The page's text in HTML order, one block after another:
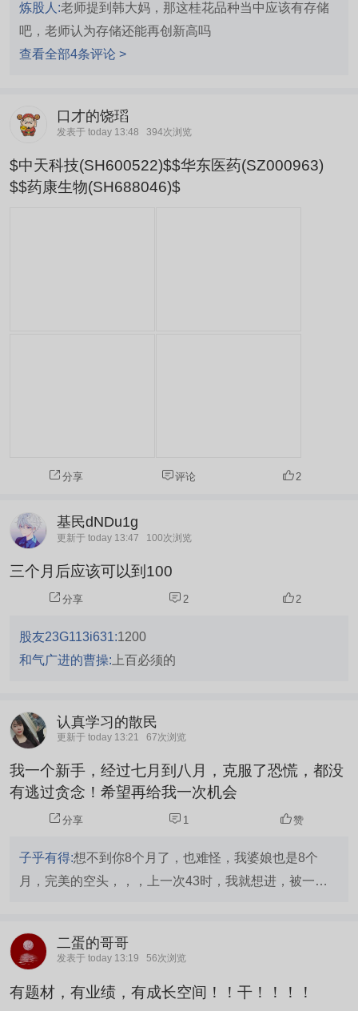
炼股人:老师提到韩大妈，那这桂花品种当中应该有存储
吧，老师认为存储还能再创新高吗
查看全部4条评论 >
口才的饶瑫
发表于 today 13:48 394次浏览
$中天科技(SH600522)$$华东医药(SZ000963)
$$药康生物(SH688046)$
分享 评论 2
基民dNDu1g
更新于 today 13:47 100次浏览
三个月后应该可以到100
分享 2 2
股友23G113i631:1200
和气广进的曹操: 上百必须的
认真学习的散民
更新于 today 13:21 67次浏览
我一个新手，经过七月到八月，克服了恐慌，都没
有逃过贪念！希望再给我一次机会
分享 1 赞
子乎有得:想不到你8个月了，也难怪，我婆娘也是8个
月，完美的空头，，，上一次43时，我就想进，被一位
吧！
二蛋的哥哥
发表于 today 13:19 56次浏览
有题材，有业绩，有成长空间！！干！！！！